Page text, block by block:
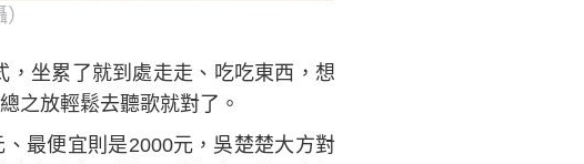
坐累了就到處走走、吃吃東西，想
之放輕鬆去聽歌就對了。
最便宜則是2000元，吳楚楚大方對